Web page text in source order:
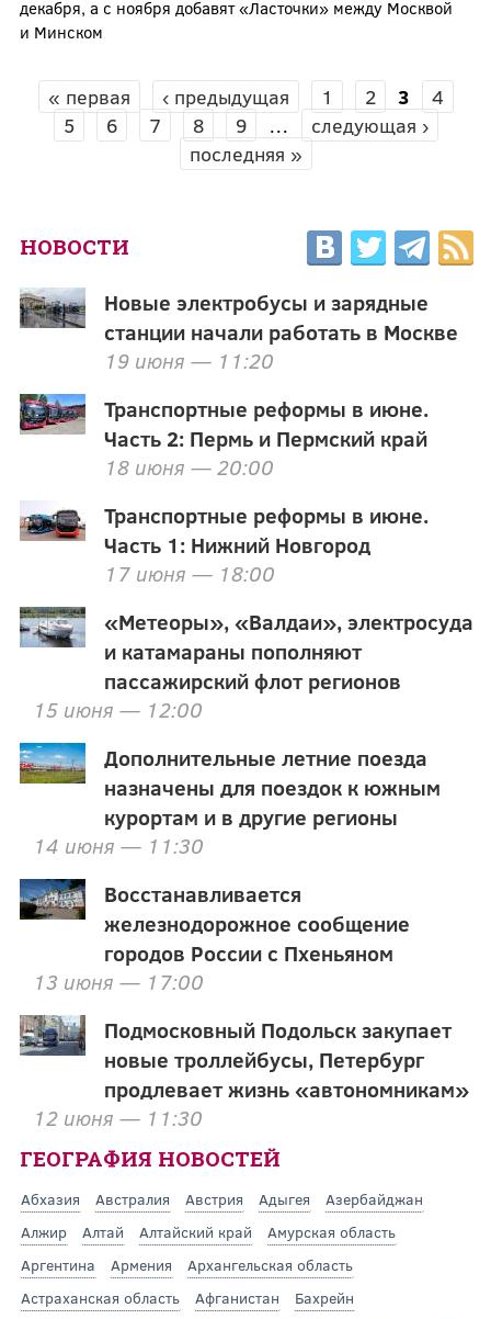
декабря, а с ноября добавят «Ласточки» между Москвой
и Минском
СТРАНИЦЫ
« первая ‹ предыдущая 1 2 3
4
5
6 7 8 9 …
следующая ›
последняя »
НОВОСТИ
Новые электробусы и зарядные
станции начали работать в Москве
19 июня — 11:20
Транспортные реформы в июне.
Часть 2: Пермь и Пермский край
18 июня — 20:00
Транспортные реформы в июне.
Часть 1: Нижний Новгород
17 июня — 18:00
«Метеоры», «Валдаи», электросуда
и катамараны пополняют
пассажирский флот регионов
15 июня — 12:00
Дополнительные летние поезда
назначены для поездок к южным
курортам и в другие регионы
14 июня — 11:30
Восстанавливается
железнодорожное сообщение
городов России с Пхеньяном
13 июня — 17:00
Подмосковный Подольск закупает
новые троллейбусы, Петербург
продлевает жизнь «автономникам»
12 июня — 11:30
ГЕОГРАФИЯ НОВОСТЕЙ
Абхазия Австралия Австрия Адыгея
Азербайджан
Алжир
Алтай Алтайский край
Амурская область
Аргентина
Армения
Архангельская область
Астраханская область
Афганистан
Бахрейн